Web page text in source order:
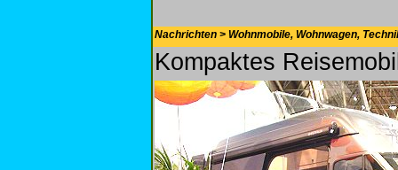
Nachrichten > Wohnmobile, Wohnwagen,
Kompaktes